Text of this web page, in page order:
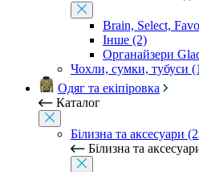
Brain, Select,
Інше (2)
Органайзери
Чохли, сумки, тубуси
Одяг та екіпіровка
Каталог
Білизна та аксесуари
Білизна та